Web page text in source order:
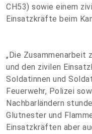
CH53) sowie einem
Einsatzkräfte beim
„Die Zusammenarbeit
und den zivilen
Soldatinnen und
Feuerwehr, Polizei
Nachbarländern
Glutnester und
Einsatzkräften aber